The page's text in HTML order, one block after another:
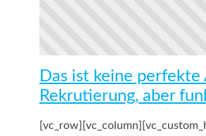
Das ist keine perfekte
Rekrutierung, aber